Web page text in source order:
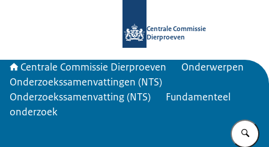
Centrale Commissie
Dierproeven
Centrale Commissie Dierproeven
Onderwerpen
Onderzoekssamenvattingen (NTS)
Onderzoekssamenvatting (NTS)
Fundamenteel
onderzoek